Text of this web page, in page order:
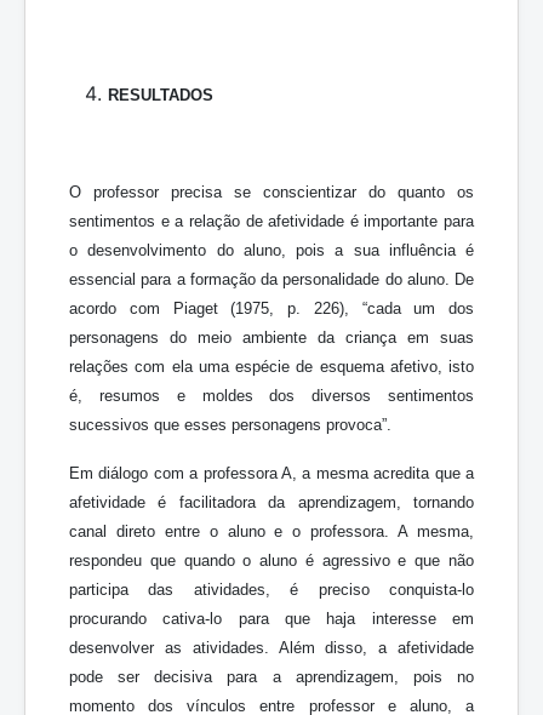
RESULTADOS
O professor precisa se conscientizar do quanto os
sentimentos e a relação de afetividade é importante para
o desenvolvimento do aluno, pois a sua influência é
essencial para a formação da personalidade do aluno. De
acordo com Piaget (1975, p. 226), “cada um dos
personagens do meio ambiente da criança em suas
relações com ela uma espécie de esquema afetivo, isto
é, resumos e moldes dos diversos sentimentos
sucessivos que esses personagens provoca”.
Em diálogo com a professora A, a mesma acredita que a
afetividade é facilitadora da aprendizagem, tornando
canal direto entre o aluno e o professora. A mesma,
respondeu que quando o aluno é agressivo e que não
participa das atividades, é preciso conquista-lo
procurando cativa-lo para que haja interesse em
desenvolver as atividades. Além disso, a afetividade
pode ser decisiva para a aprendizagem, pois no
momento dos vínculos entre professor e aluno, a